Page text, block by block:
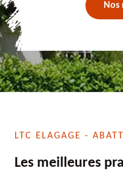
Nos
LTC ELAGAGE -
Les meilleures